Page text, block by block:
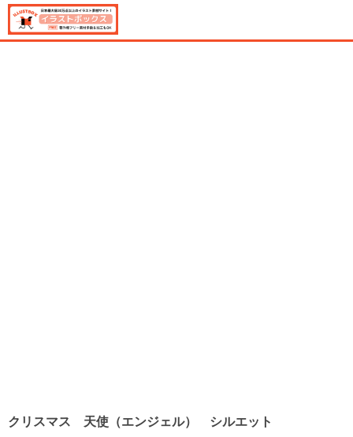
クリスマス 天使（エンジェル） シルエット